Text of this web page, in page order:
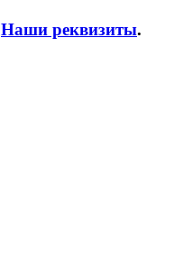
Наши реквизиты.